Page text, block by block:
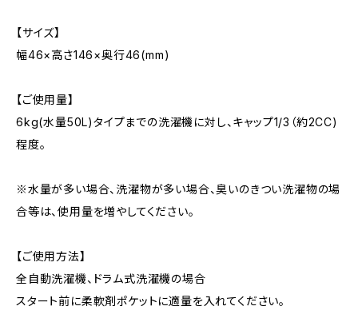
【サイズ】
幅46×高さ146×奥行46(mm)
【ご使用量】
6kg(水量50L)タイプまでの洗濯機に対し、キャップ1/3（約2CC)
程度。
※水量が多い場合、洗濯物が多い場合、臭いのきつい洗濯物の場
合等は、使用量を増やしてください。
【ご使用方法】
全自動洗濯機、ドラム式洗濯機の場合
スタート前に柔軟剤ポケットに適量を入れてください。